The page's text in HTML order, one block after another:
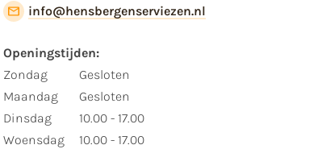
info@hensbergenserviezen.nl
Openingstijden:
Zondag
Maandag
Dinsdag
Woensdag
Gesloten
Gesloten
10.00 - 17.00
10.00 - 17.00